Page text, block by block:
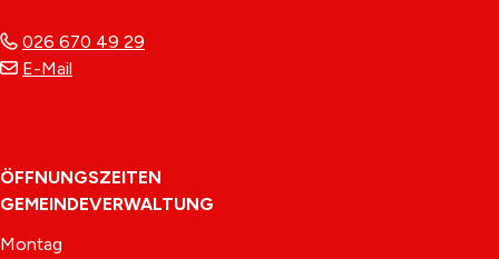
026 670 49 29
E-Mail
ÖFFNUNGSZEITEN
GEMEINDEVERWALTUNG
Montag